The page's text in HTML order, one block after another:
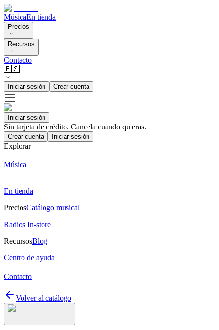
MúsicaEn tienda
Precios
Recursos
Contacto
🇪🇸
Iniciar sesión Crear cuenta
Iniciar sesión
Sin tarjeta de crédito. Cancela cuando quieras.
Crear cuenta Iniciar sesión
Explorar
Música
En tienda
PreciosCatálogo musical
Radios In-store
RecursosBlog
Centro de ayuda
Contacto
Volver al catálogo